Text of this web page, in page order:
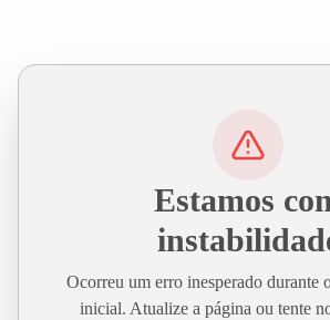
Estamos
Ocorreu um erro inesperado durante
inicial. Atualize a página ou tente